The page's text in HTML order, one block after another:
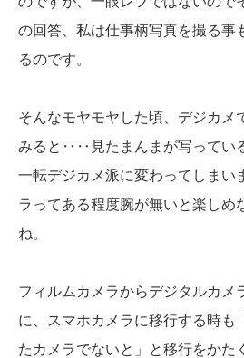
の回答、私は仕事柄写真を撮る事
るのです。
そんなモヤモヤした頃、デジカメ
みると‥‥見たまんまが写ってい
一転デジカメ派に変わってしまい
ラってある程度腕が無いと楽しめ
ね。
フィルムカメラからデジタルカメ
に、スマホカメラに移行する時も
たカメラでないと」と移行をかた